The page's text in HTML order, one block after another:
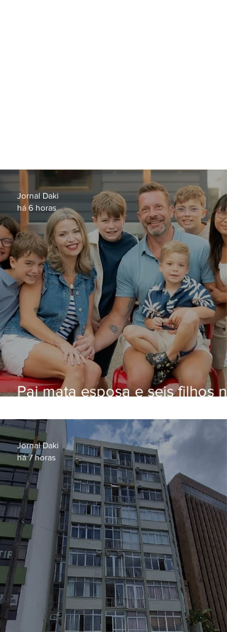
Pai mata esposa e seis filhos
Jornal Daki
há 6 horas
Jornal Daki
há 7 horas